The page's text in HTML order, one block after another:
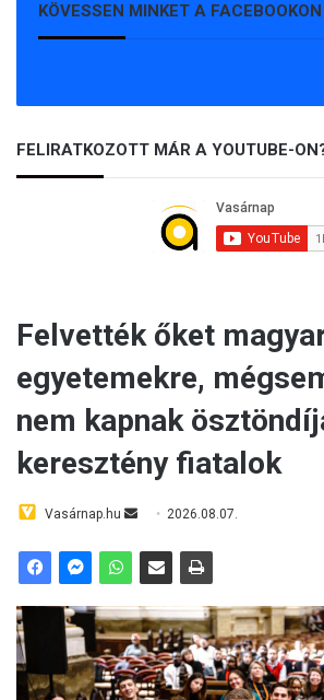
KÖVESSEN MINKET A FACEBOOKON
FELIRATKOZOTT MÁR A YOUTUBE-